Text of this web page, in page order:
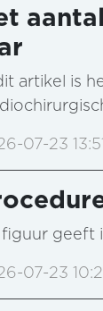
artikel is
07-23
geeft
07-23